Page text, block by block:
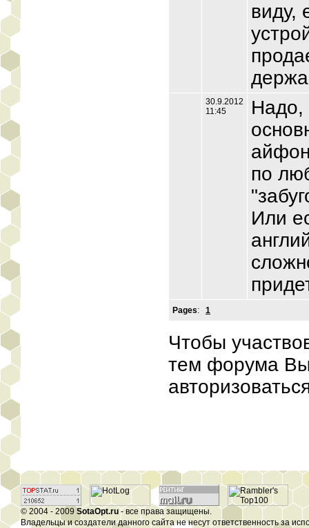
виду,
30.9.2012
11:45
Надо,
по
Или
Pages: 1
Чтобы
тем форума
© 2004 - 2009 SotaOpt.ru - все права защищены.
Владельцы и создатели данного сайта не несут ответственность за